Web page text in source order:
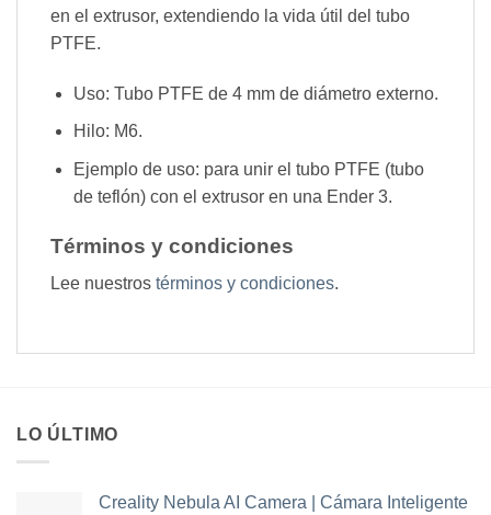
en el extrusor, extendiendo la vida útil del tubo
PTFE.
Uso: Tubo PTFE de 4 mm de diámetro externo.
Hilo: M6.
Ejemplo de uso: para unir el tubo PTFE (tubo
de teflón) con el extrusor en una Ender 3.
Términos y condiciones
Lee nuestros términos y condiciones.
LO ÚLTIMO
Creality Nebula AI Camera | Cámara Inteligente